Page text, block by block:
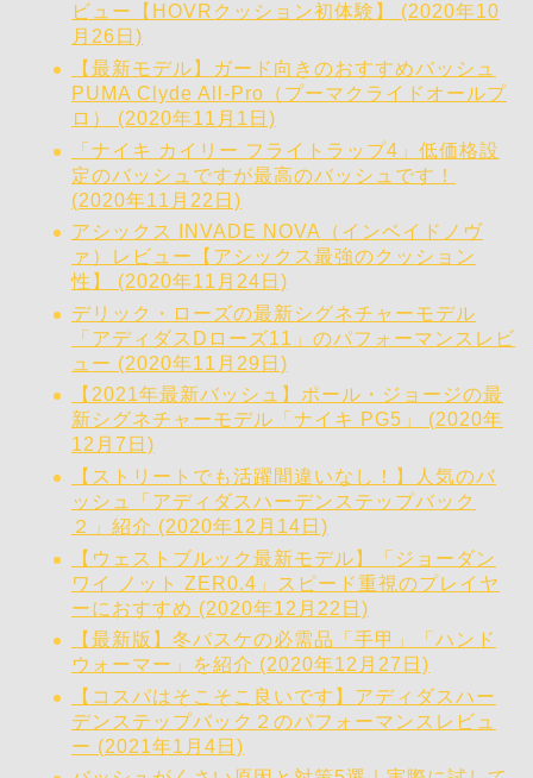
ビュー【HOVRクッション初体験】 (2020年10
月26日)
【最新モデル】ガード向きのおすすめバッシュ
PUMA Clyde All-Pro（プーマクライドオールプ
ロ） (2020年11月1日)
「ナイキ カイリー フライトラップ4」低価格設
定のバッシュですが最高のバッシュです！
(2020年11月22日)
アシックス INVADE NOVA（インベイドノヴ
ァ）レビュー【アシックス最強のクッション
性】 (2020年11月24日)
デリック・ローズの最新シグネチャーモデル
「アディダスDローズ11」のパフォーマンスレビ
ュー (2020年11月29日)
【2021年最新バッシュ】ポール・ジョージの最
新シグネチャーモデル「ナイキ PG5」 (2020年
12月7日)
【ストリートでも活躍間違いなし！】人気のバ
ッシュ「アディダスハーデンステップバック
２」紹介 (2020年12月14日)
【ウェストブルック最新モデル】「ジョーダン
ワイ ノット ZER0.4」スピード重視のプレイヤ
ーにおすすめ (2020年12月22日)
【最新版】冬バスケの必需品「手甲」「ハンド
ウォーマー」を紹介 (2020年12月27日)
【コスパはそこそこ良いです】アディダスハー
デンステップバック２のパフォーマンスレビュ
ー (2021年1月4日)